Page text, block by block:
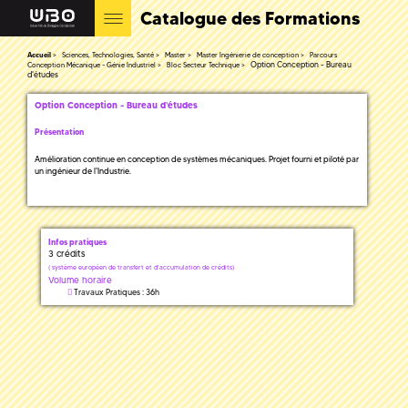
Catalogue des Formations
Accueil Sciences, Technologies, Santé Master Master Ingénierie de conception
Parcours
Conception Mécanique - Génie Industriel
Bloc Secteur Technique
Option Conception - Bureau
d'études
Option Conception - Bureau d'études
Présentation
Amélioration continue en conception de systèmes mécaniques. Projet fourni et piloté par
un ingénieur de l'Industrie.
Infos pratiques
3 crédits
( système européen de transfert et d'accumulation de crédits)
Volume horaire
Travaux Pratiques : 36h